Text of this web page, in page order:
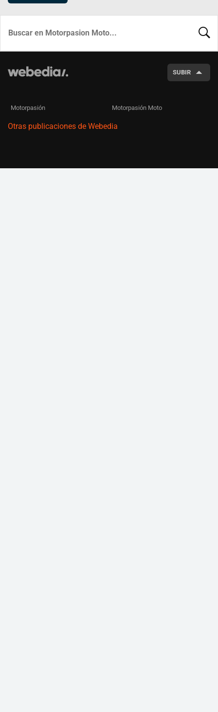
SUBIR
Motorpasión Motorpasión Moto
Otras publicaciones de Webedia